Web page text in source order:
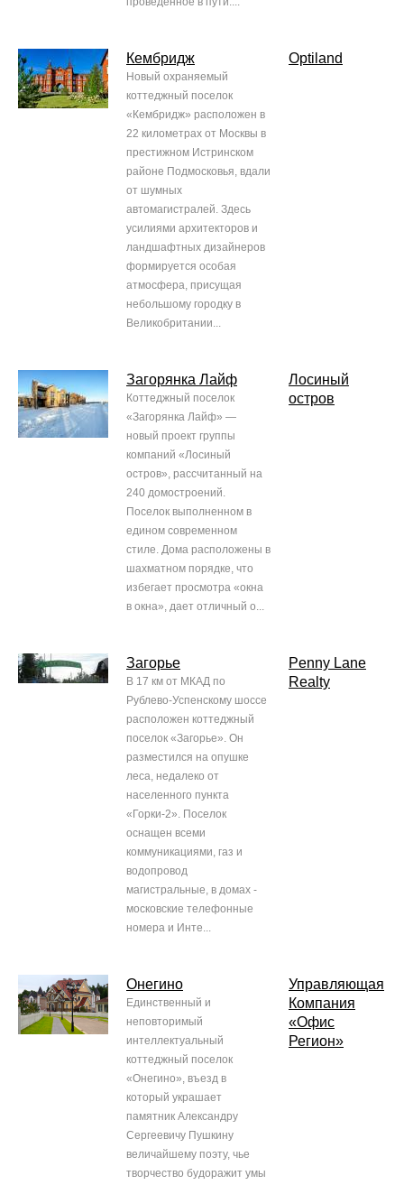
Кембридж
Новый охраняемый
коттеджный поселок
«Кембридж» расположен в
22 километрах от Москвы в
престижном Истринском
районе Подмосковья, вдали
от шумных
автомагистралей. Здесь
усилиями архитекторов и
ландшафтных дизайнеров
формируется особая
атмосфера, присущая
небольшому городку в
Великобритании...
Optiland
Загорянка Лайф
Коттеджный поселок
«Загорянка Лайф» —
новый проект группы
компаний «Лосиный
остров», рассчитанный на
240 домостроений.
Поселок выполненном в
едином современном
стиле. Дома расположены в
шахматном порядке, что
избегает просмотра «окна
в окна», дает отличный о...
Лосиный
остров
Загорье
В 17 км от МКАД по
Рублево-Успенскому шоссе
расположен коттеджный
поселок «Загорье». Он
разместился на опушке
леса, недалеко от
населенного пункта
«Горки-2». Поселок
оснащен всеми
коммуникациями, газ и
водопровод
магистральные, в домах -
московские телефонные
номера и Инте...
Penny Lane
Realty
Онегино
Единственный и
неповторимый
интеллектуальный
коттеджный поселок
«Онегино», въезд в
который украшает
памятник Александру
Сергеевичу Пушкину
величайшему поэту, чье
творчество будоражит умы
Управляющая
Компания
«Офис
Регион»